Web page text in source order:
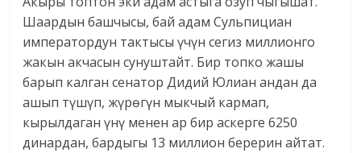
Шаардын башчысы, бай адам Сульпициан
императордун тактысы үчүн сегиз миллионго
жакын акчасын сунуштайт. Бир топко жашы
барып калган сенатор Дидий Юлиан андан да
ашып түшүп, жүрөгүн мыкчый кармап,
кырылдаган үнү менен ар бир аскерге 6250
динардан, бардыгы 13 миллион берерин айтат.